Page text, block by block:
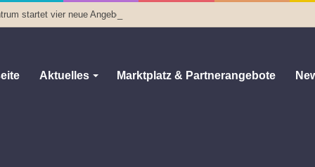
startet vier neue Angebote
Aktuelles Marktplatz & Partnerangebote